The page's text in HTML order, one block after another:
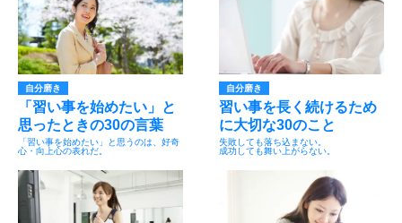
自分磨き
「習い事を始めたい」と
思ったときの30の言葉
「習い事を始めたい」と思うのは、好奇
心・向上心の表れだ。
自分磨き
習い事を長く続けるため
に大切な30のこと
失敗しても落ち込まない。
成功しても舞い上がらない。